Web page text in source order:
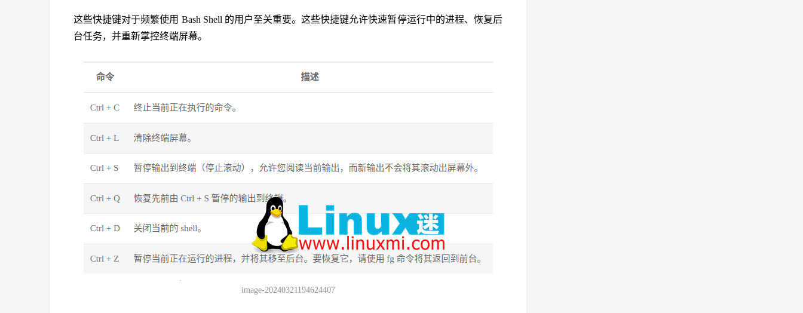
这些快捷键对于频繁使用 Bash Shell 的用户至关重要。这些快捷键允许快速暂停运行中的进程、恢复后
台任务，并重新掌控终端屏幕。
image-20240321194624407